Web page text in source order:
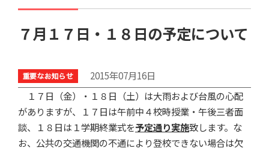
７月１７日・１８日の予定について
2015年07月16日
１７日（金）・１８日（土）は大雨および台風の心配
がありますが、１７日は午前中４校時授業・午後三者面
談、１８日は１学期終業式を予定通り実施致します。な
お、公共の交通機関の不通により登校できない場合は欠